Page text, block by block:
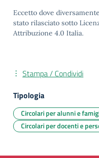
Eccetto dove
stato rilasciato sotto
Attribuzione 4.0 Italia.
Stampa / Condividi
Tipologia
Circolari per alunni e
Circolari per docenti e